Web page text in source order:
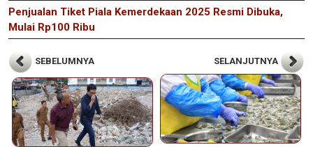
Penjualan Tiket Piala Kemerdekaan 2025 Resmi Dibuka,
Mulai Rp100 Ribu
SEBELUMNYA SELANJUTNYA